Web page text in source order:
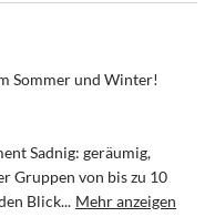
Sommer und Winter!
Sadnig: geräumig,
Gruppen von bis zu 10
Blick... Mehr anzeigen